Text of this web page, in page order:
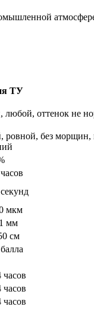
ТУ
оттенок не
без морщин,
мкм
мм
см
часов
часов
часов